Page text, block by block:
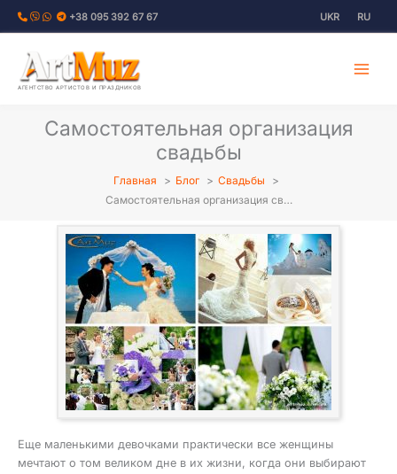
Перейти
+38 095 392 67 67 UKR RU
АГЕНТСТВО АРТИСТОВ И ПРАЗДНИКОВ
Самостоятельная организация
свадьбы
Главная Блог
Свадьбы
Самостоятельная организация св…
Еще маленькими девочками практически все женщины
мечтают о том великом дне в их жизни, когда они выбирают